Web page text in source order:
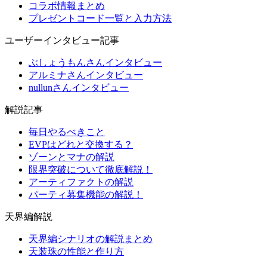
コラボ情報まとめ
プレゼントコード一覧と入力方法
ユーザーインタビュー記事
ぶしょうもんさんインタビュー
アルミナさんインタビュー
nullunさんインタビュー
解説記事
毎日やるべきこと
EVPはどれと交換する？
ゾーンとマナの解説
限界突破について徹底解説！
アーティファクトの解説
パーティ募集機能の解説！
天界編解説
天界編シナリオの解説まとめ
天装珠の性能と作り方